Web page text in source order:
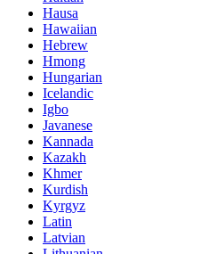
Hausa
Hawaiian
Hebrew
Hmong
Hungarian
Icelandic
Igbo
Javanese
Kannada
Kazakh
Khmer
Kurdish
Kyrgyz
Latin
Latvian